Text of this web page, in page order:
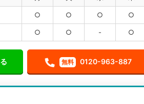
○ ○ ○ ○
○ ○ - ○
無料 0120-963-887